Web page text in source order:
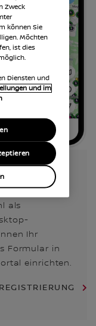
als
Ihr
Formular in
einrichten.
Zweck
können Sie
Möchten
ist dies
Diensten und
und im